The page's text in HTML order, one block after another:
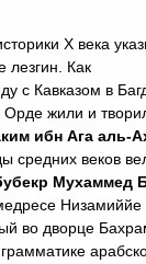
X века
лезгин. Как
с Кавказом в
Орде жили и
ибн Ага аль-
средних веков
Мухаммед
Низамиййе
во дворце